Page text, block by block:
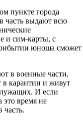
пункте города
часть выдают всю
и сим-карты, с
юноша сможет
в военные части,
в карантин и живут
И если
время не
часть.